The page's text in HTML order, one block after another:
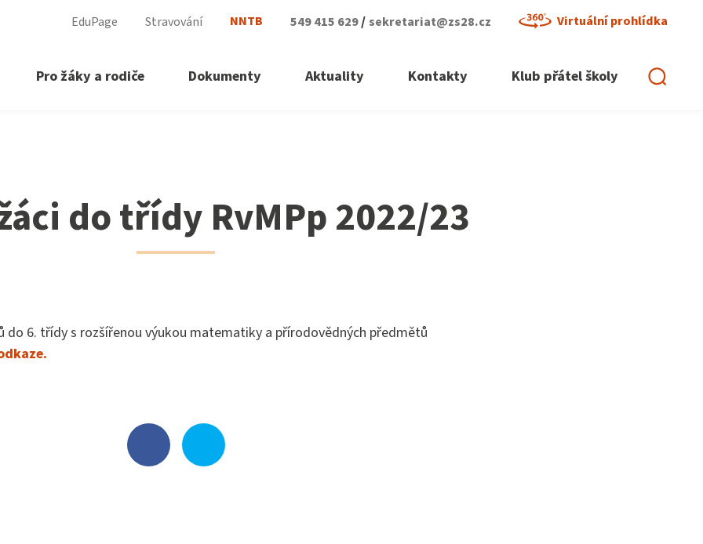
Pro žáky a rodiče Dokumenty Aktuality Kontakty Klub přátel školy
EduPage Stravování NNTB 549 415 629/sekretariat@zs28.cz Virtuální prohlídka
do třídy RvMPp 2022/23
do 6. třídy s rozšířenou výukou matematiky a přírodovědných předmětů